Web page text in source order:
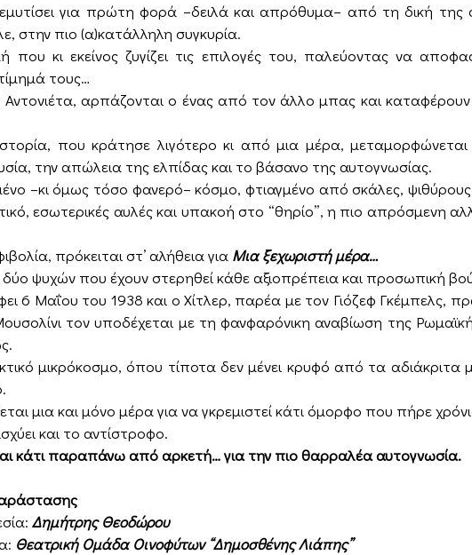
για πρώτη φορά –δειλά και απρόθυμα– από τη δική της
στην πιο (α)κατάλληλη συγκυρία.
που κι εκείνος ζυγίζει τις επιλογές του, παλεύοντας να
τους…
Αντονιέτα, αρπάζονται ο ένας από τον άλλο μπας και
που κράτησε λιγότερο κι από μια μέρα,
την απώλεια της ελπίδας και το βάσανο της αυτογνωσίας.
–κι όμως τόσο φανερό– κόσμο, φτιαγμένο από σκάλες,
εσωτερικές αυλές και υπακοή στο “θηρίο”, η πιο απρόσμενη
πρόκειται στ’ αλήθεια για Μια ξεχωριστή μέρα…
ψυχών που έχουν στερηθεί κάθε αξιοπρέπεια και προσωπική
6 Μαΐου του 1938 και ο Χίτλερ, παρέα με τον Γιόζεφ Γκέμπελς,
τον υποδέχεται με τη φανφαρόνικη αναβίωση της
μικρόκοσμο, όπου τίποτα δεν μένει κρυφό από τα αδιάκριτα
μια και μόνο μέρα για να γκρεμιστεί κάτι όμορφο που πήρε
και το αντίστροφο.
κάτι παραπάνω από αρκετή… για την πιο θαρραλέα αυτογνωσία.
Δημήτρης Θεοδώρου
Θεατρική Ομάδα Οινοφύτων “Δημοσθένης Λιάπης”